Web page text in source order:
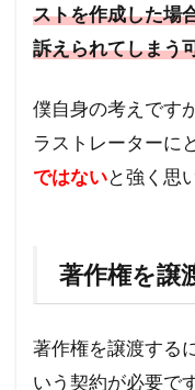
ストを作成した場
訴えられてしまう
僕自身の考えです
ラストレーターに
ではないと強く思
著作権を譲
著作権を譲渡する
いう契約が必要です